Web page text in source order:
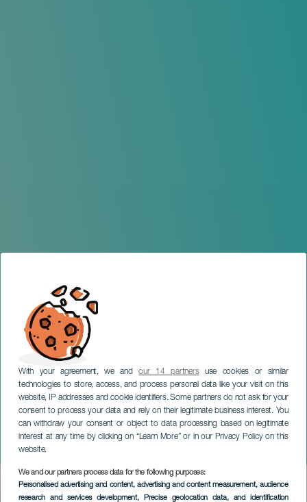
With your agreement, we andour 14 partnersuse cookies or similar
technologies to store, access, and process personal data like your visit on this
website, IP addresses and cookie identifiers. Some partners do not ask for your
consent to process your data and rely on their legitimate business interest. You
can withdraw your consent or object to data processing based on legitimate
interest at any time by clicking on “Learn More” or in our Privacy Policy on this
website.
We and our partners process data for the following purposes:
Personalised advertising and content, advertising and content measurement, audience
research and services development, Precise geolocation data, and identification
Facu Díaz y Miguel
Maldonado en Tenerife
TENERIFE
Imagen
Listado